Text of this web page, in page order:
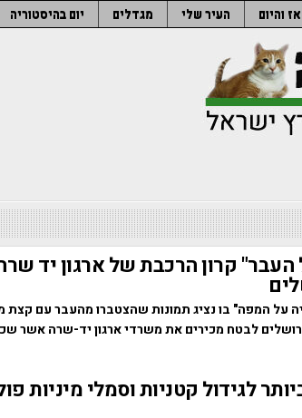
אז והיום העיר שלי מגדלים יום בהיסטוריה
קרון הרכבת של ארגון יד
על המפה" בו נציג תמונות שהצטברו מהעבר עם קצת
לבטח מכירים את משרדי ארגון יד-שרה אשר
לגידול קטניות וסמלי מיניות